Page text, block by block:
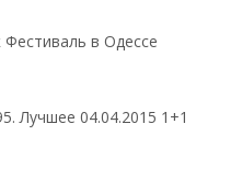
Фестиваль в Одессе
Лучшее 04.04.2015 1+1